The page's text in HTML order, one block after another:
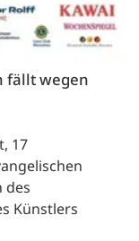
fällt wegen
17
des
Künstlers